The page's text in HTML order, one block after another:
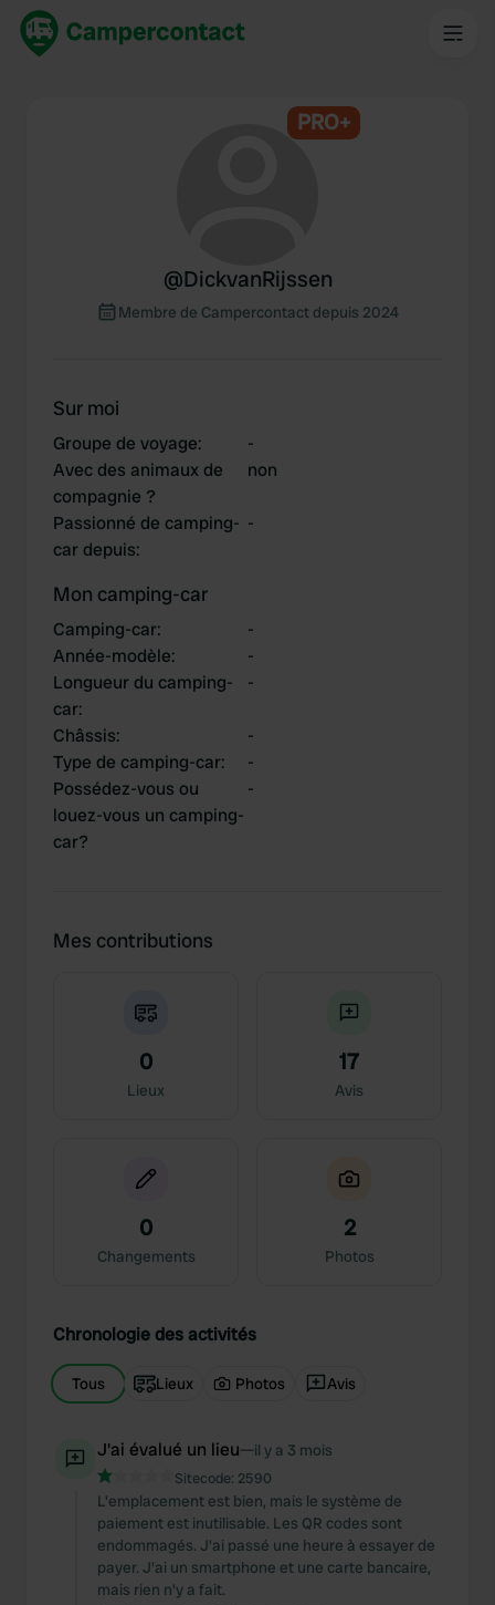
PRO+
@DickvanRijssen
Membre de Campercontact depuis 2024
Sur moi
Groupe de voyage:
-
Avec des animaux de
compagnie ?
non
Passionné de camping-
car depuis:
-
Mon camping-car
Camping-car:
-
Année-modèle:
-
Longueur du camping-
car:
-
Châssis:
-
Type de camping-car:
-
Possédez-vous ou
louez-vous un camping-
car?
-
Mes contributions
0
Lieux
17
Avis
0
Changements
2
Photos
Chronologie des activités
Tous Lieux Photos Avis
J'ai évalué un lieu—il y a 3 mois
Sitecode: 2590
L'emplacement est bien, mais le système de
paiement est inutilisable. Les QR codes sont
endommagés. J'ai passé une heure à essayer de
payer. J'ai un smartphone et une carte bancaire,
mais rien n'y a fait.